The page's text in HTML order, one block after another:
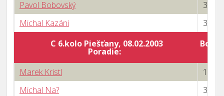
Pavol Bobovský
3 : 2
Michal Kazáni
3 : 1
C 6.kolo Piešťany, 08.02.2003
Poradie:
Body
Marek Kristl
1 : 3
Michal Na?
3 : 1